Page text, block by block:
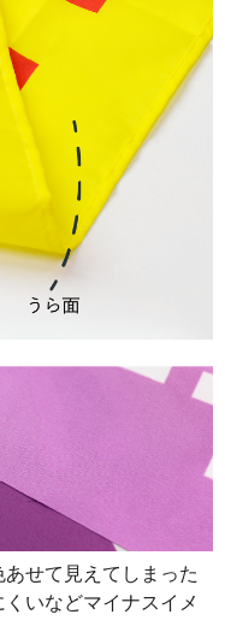
32040
32856
33706
34515
35320
38456
39330
40158
せて見えてしまった
いなどマイナスイメ